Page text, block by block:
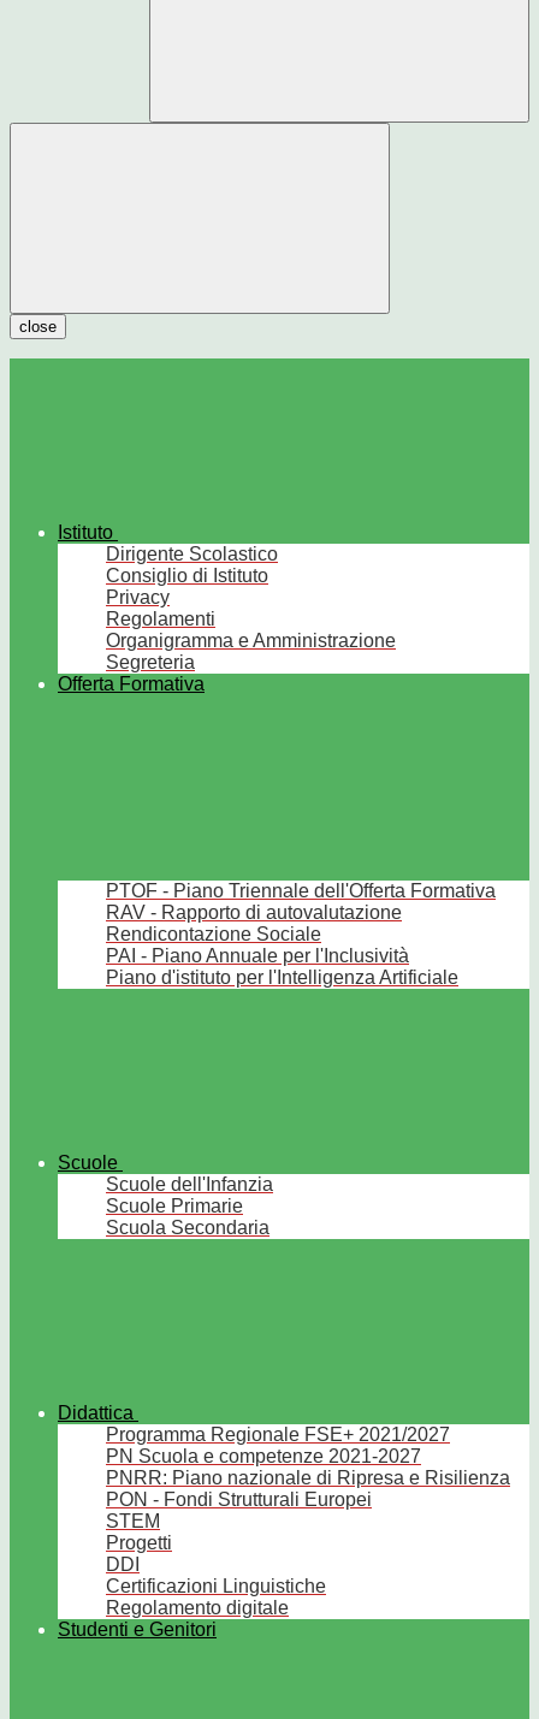
close
Istituto
Dirigente Scolastico
Consiglio di Istituto
Privacy
Regolamenti
Organigramma e Amministrazione
Segreteria
Offerta Formativa
PTOF - Piano Triennale dell'Offerta Formativa
RAV - Rapporto di autovalutazione
Rendicontazione Sociale
PAI - Piano Annuale per l'Inclusività
Piano d'istituto per l'Intelligenza Artificiale
Scuole
Scuole dell'Infanzia
Scuole Primarie
Scuola Secondaria
Didattica
Programma Regionale FSE+ 2021/2027
PN Scuola e competenze 2021-2027
PNRR: Piano nazionale di Ripresa e Risilienza
PON - Fondi Strutturali Europei
STEM
Progetti
DDI
Certificazioni Linguistiche
Regolamento digitale
Studenti e Genitori